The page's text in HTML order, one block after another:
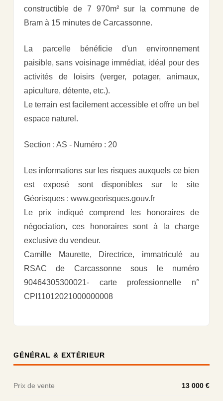
constructible de 7 970m² sur la commune de
Bram à 15 minutes de Carcassonne.
La parcelle bénéficie d'un environnement
paisible, sans voisinage immédiat, idéal pour des
activités de loisirs (verger, potager, animaux,
apiculture, détente, etc.).
Le terrain est facilement accessible et offre un bel
espace naturel.
Section : AS - Numéro : 20
Les informations sur les risques auxquels ce bien
est exposé sont disponibles sur le site
Géorisques : www.georisques.gouv.fr
Le prix indiqué comprend les honoraires de
négociation, ces honoraires sont à la charge
exclusive du vendeur.
Camille Maurette, Directrice, immatriculé au
RSAC de Carcassonne sous le numéro
90464305300021- carte professionnelle n°
CPI11012021000000008
GÉNÉRAL & EXTÉRIEUR
Prix de vente 13 000 €